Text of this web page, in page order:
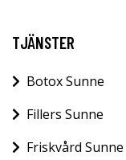
TJÄNSTER
Botox Sunne
Fillers Sunne
Friskvård Sunne